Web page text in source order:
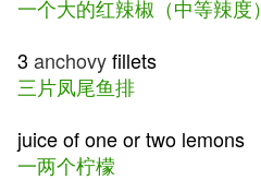
一个大的红辣椒（中等辣度）
3 anchovyfillets
三片凤尾鱼排
juice of one or two lemons
一两个柠檬